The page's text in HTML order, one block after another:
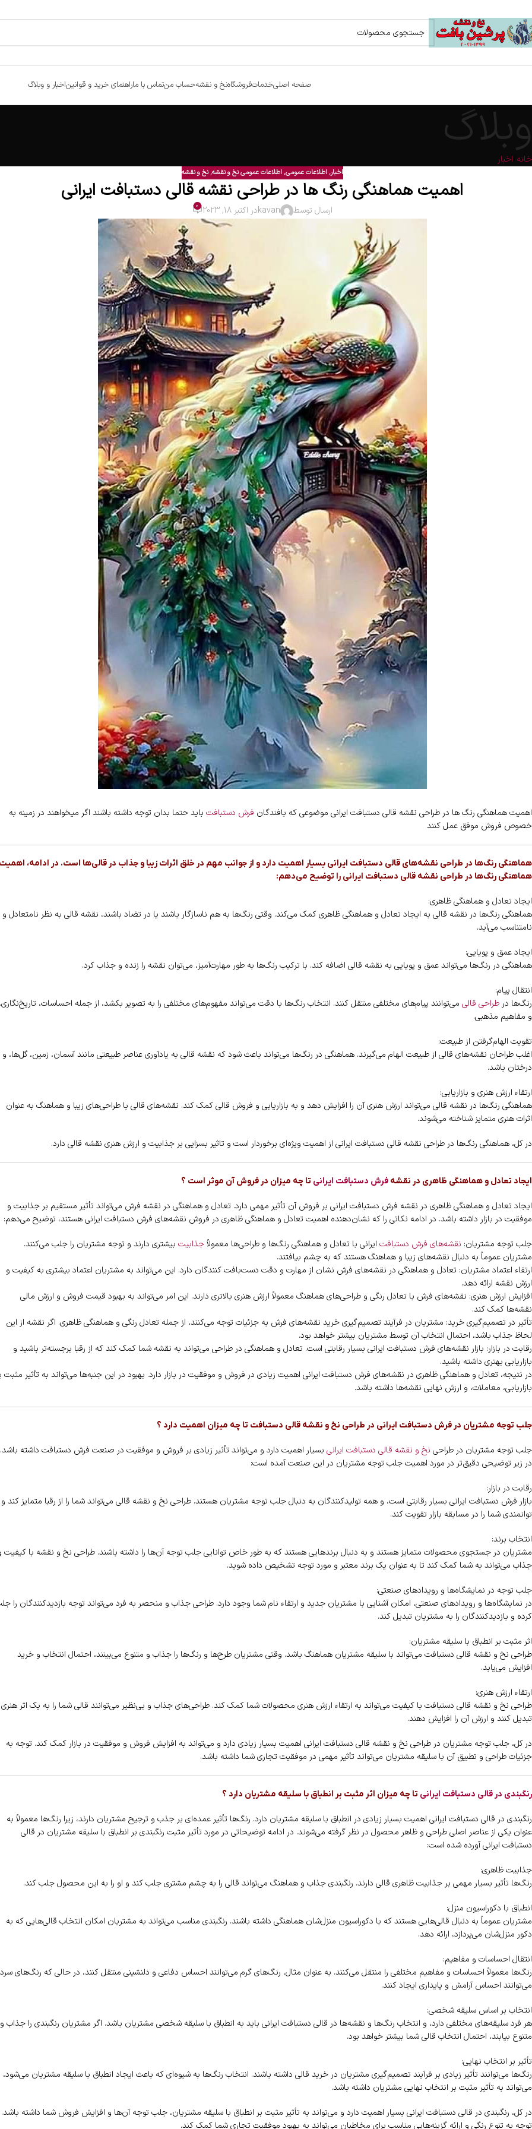
صفحه اصلیخدماتفروشگاهنخ و نقشهحساب منتماس با ماراهنمای خرید و قوانیناخبار و وبلاگ
وبلاگ
خانه اخبار
اخبار,اطلاعات عمومی,اطلاعات عمومی نخ و نقشه,نخ و نقشه
اهمیت هماهنگی رنگ ها در طراحی نقشه قالی دستبافت ایرانی
ارسال توسط kavanدر اکتبر 18, 2023 0
اهمیت هماهنگی رنگ ها در طراحی نقشه قالی دستبافت ایرانی موضوعی که بافندگان فرش دستبافت باید حتما بدان توجه داشته باشند اگر میخواهند در زمینه به
خصوص فروش موفق عمل کنند
هماهنگی رنگ‌ها در طراحی نقشه‌های قالی دستبافت ایرانی بسیار اهمیت دارد و از جوانب مهم در خلق اثرات زیبا و جذاب در قالی‌ها است. در ادامه،
هماهنگی رنگ‌ها در طراحی نقشه قالی دستبافت ایرانی را توضیح می‌دهم:
ایجاد تعادل و هماهنگی ظاهری:
هماهنگی رنگ‌ها در نقشه قالی به ایجاد تعادل و هماهنگی ظاهری کمک می‌کند. وقتی رنگ‌ها به هم ناسازگار باشند یا در تضاد باشند، نقشه قالی به نظر نامتعادل و
نامتناسب می‌آید.
ایجاد عمق و پویایی:
هماهنگی در رنگ‌ها می‌تواند عمق و پویایی به نقشه قالی اضافه کند. با ترکیب رنگ‌ها به طور مهارت‌آمیز، می‌توان نقشه را زنده و جذاب کرد.
انتقال پیام:
رنگ‌ها در طراحی قالی می‌توانند پیام‌های مختلفی منتقل کنند. انتخاب رنگ‌ها با دقت می‌تواند مفهوم‌های مختلفی را به تصویر بکشد، از جمله احساسات،
و مفاهیم مذهبی.
تقویت الهام‌گرفتن از طبیعت:
اغلب طراحان نقشه‌های قالی از طبیعت الهام می‌گیرند. هماهنگی در رنگ‌ها می‌تواند باعث شود که نقشه قالی به یادآوری عناصر طبیعتی مانند آسمان، زمین، گل‌ها، و
درختان باشد.
ارتقاء ارزش هنری و بازاریابی:
هماهنگی رنگ‌ها در نقشه قالی می‌تواند ارزش هنری آن را افزایش دهد و به بازاریابی و فروش قالی کمک کند. نقشه‌های قالی با طراحی‌های زیبا و هماهنگ به عنوان
اثرات هنری متمایز شناخته می‌شوند.
در کل، هماهنگی رنگ‌ها در طراحی نقشه قالی دستبافت ایرانی از اهمیت ویژه‌ای برخوردار است و تاثیر بسزایی بر جذابیت و ارزش هنری نقشه قالی دارد.
ایجاد تعادل و هماهنگی ظاهری در نقشه فرش دستبافت ایرانی تا چه میزان در فروش آن موثر است ؟
ایجاد تعادل و هماهنگی ظاهری در نقشه فرش دستبافت ایرانی بر فروش آن تأثیر مهمی دارد. تعادل و هماهنگی در نقشه فرش می‌تواند تأثیر مستقیم بر جذابیت و
موفقیت در بازار داشته باشد. در ادامه نکاتی را که نشان‌دهنده اهمیت تعادل و هماهنگی ظاهری در فروش نقشه‌های فرش دستبافت ایرانی هستند، توضیح می‌دهم:
جلب توجه مشتریان: نقشه‌های فرش دستبافت ایرانی با تعادل و هماهنگی رنگ‌ها و طراحی‌ها معمولاًجذابیت بیشتری دارند و توجه مشتریان را جلب می‌کنند.
مشتریان عموماً به دنبال نقشه‌های زیبا و هماهنگ هستند که به چشم بیافتند.
ارتقاء اعتماد مشتریان: تعادل و هماهنگی در نقشه‌های فرش نشان از مهارت و دقت دست‌بافت کنندگان دارد. این می‌تواند به مشتریان اعتماد بیشتری به کیفیت و
ارزش نقشه ارائه دهد.
افزایش ارزش هنری: نقشه‌های فرش با تعادل رنگی و طراحی‌های هماهنگ معمولاً ارزش هنری بالاتری دارند. این امر می‌تواند به بهبود قیمت فروش و ارزش مالی
نقشه‌ها کمک کند.
تأثیر در تصمیم‌گیری خرید: مشتریان در فرآیند تصمیم‌گیری خرید نقشه‌های فرش به جزئیات توجه می‌کنند، از جمله تعادل رنگی و هماهنگی ظاهری. اگر نقشه از این
لحاظ جذاب باشد، احتمال انتخاب آن توسط مشتریان بیشتر خواهد بود.
رقابت در بازار: بازار نقشه‌های فرش دستبافت ایرانی بسیار رقابتی است. تعادل و هماهنگی در طراحی می‌تواند به نقشه شما کمک کند که از رقبا برجسته‌تر باشید و
بازاریابی بهتری داشته باشید.
در نتیجه، تعادل و هماهنگی ظاهری در نقشه‌های فرش دستبافت ایرانی اهمیت زیادی در فروش و موفقیت در بازار دارد. بهبود در این جنبه‌ها می‌تواند به تأثیر مثبت
بازاریابی، معاملات، و ارزش نهایی نقشه‌ها داشته باشد.
جلب توجه مشتریان در فرش دستبافت ایرانی در طراحی نخ و نقشه قالی دستبافت تا چه میزان اهمیت دارد ؟
جلب توجه مشتریان در طراحی نخ و نقشه قالی دستبافت ایرانی بسیار اهمیت دارد و می‌تواند تأثیر زیادی بر فروش و موفقیت در صنعت فرش دستبافت داشته باشد.
در زیر توضیحی دقیق‌تر در مورد اهمیت جلب توجه مشتریان در این صنعت آمده است:
رقابت در بازار:
بازار فرش دستبافت ایرانی بسیار رقابتی است، و همه تولیدکنندگان به دنبال جلب توجه مشتریان هستند. طراحی نخ و نقشه قالی می‌تواند شما را از رقبا متمایز کند و
توانمندی شما را در مسابقه بازار تقویت کند.
انتخاب برند:
مشتریان در جستجوی محصولات متمایز هستند و به دنبال برندهایی هستند که به طور خاص توانایی جلب توجه آن‌ها را داشته باشند. طراحی نخ و نقشه با کیفیت
جذاب می‌تواند به شما کمک کند تا به عنوان یک برند معتبر و مورد توجه تشخیص داده شوید.
جلب توجه در نمایشگاه‌ها و رویدادهای صنعتی:
در نمایشگاه‌ها و رویدادهای صنعتی، امکان آشنایی با مشتریان جدید و ارتقاء نام شما وجود دارد. طراحی جذاب و منحصر به فرد می‌تواند توجه بازدیدکنندگان را
کرده و بازدیدکنندگان را به مشتریان تبدیل کند.
اثر مثبت بر انطباق با سلیقه مشتریان:
طراحی نخ و نقشه قالی دستبافت می‌تواند با سلیقه مشتریان هماهنگ باشد. وقتی مشتریان طرح‌ها و رنگ‌ها را جذاب و متنوع می‌بینند، احتمال انتخاب و خرید
افزایش می‌یابد.
ارتقاء ارزش هنری:
طراحی نخ و نقشه قالی دستبافت با کیفیت می‌تواند به ارتقاء ارزش هنری محصولات شما کمک کند. طراحی‌های جذاب و بی‌نظیر می‌توانند قالی شما را به یک اثر هنری
تبدیل کنند و ارزش آن را افزایش دهند.
در کل، جلب توجه مشتریان در طراحی نخ و نقشه قالی دستبافت ایرانی اهمیت بسیار زیادی دارد و می‌تواند به افزایش فروش و موفقیت در بازار کمک کند. توجه به
جزئیات طراحی و تطبیق آن با سلیقه مشتریان می‌تواند تأثیر مهمی در موفقیت تجاری شما داشته باشد.
رنگبندی در قالی دستبافت ایرانی تا چه میزان اثر مثبت بر انطباق با سلیقه مشتریان دارد ؟
رنگبندی در قالی دستبافت ایرانی اهمیت بسیار زیادی در انطباق با سلیقه مشتریان دارد. رنگ‌ها تأثیر عمده‌ای بر جذب و ترجیح مشتریان دارند، زیرا رنگ‌ها معمولاً به
عنوان یکی از عناصر اصلی طراحی و ظاهر محصول در نظر گرفته می‌شوند. در ادامه توضیحاتی در مورد تأثیر مثبت رنگبندی بر انطباق با سلیقه مشتریان در قالی
دستبافت ایرانی آورده شده است:
جذابیت ظاهری:
رنگ‌ها تأثیر بسیار مهمی بر جذابیت ظاهری قالی دارند. رنگبندی جذاب و هماهنگ می‌تواند قالی را به چشم مشتری جلب کند و او را به این محصول جلب کند.
انطباق با دکوراسیون منزل:
مشتریان عموماً به دنبال قالی‌هایی هستند که با دکوراسیون منزل‌شان هماهنگی داشته باشند. رنگبندی مناسب می‌تواند به مشتریان امکان انتخاب قالی‌هایی که به
دکور منزل‌شان می‌پردازد، ارائه دهد.
انتقال احساسات و مفاهیم:
رنگ‌ها معمولاً احساسات و مفاهیم مختلفی را منتقل می‌کنند. به عنوان مثال، رنگ‌های گرم می‌توانند احساس دفاعی و دلنشینی منتقل کنند، در حالی که رنگ‌های سرد
می‌توانند احساس آرامش و پایداری ایجاد کنند.
انتخاب بر اساس سلیقه شخصی:
هر فرد سلیقه‌های مختلفی دارد، و انتخاب رنگ‌ها و نقشه‌ها در قالی دستبافت ایرانی باید به انطباق با سلیقه شخصی مشتریان باشد. اگر مشتریان رنگبندی را جذاب و
متنوع بیابند، احتمال انتخاب قالی شما بیشتر خواهد بود.
تأثیر بر انتخاب نهایی:
رنگ‌ها می‌توانند تأثیر زیادی بر فرآیند تصمیم‌گیری مشتریان در خرید قالی داشته باشند. انتخاب رنگ‌ها به شیوه‌ای که باعث ایجاد انطباق با سلیقه مشتریان می‌شود،
می‌تواند به تأثیر مثبت بر انتخاب نهایی مشتریان داشته باشد.
در کل، رنگبندی در قالی دستبافت ایرانی بسیار اهمیت دارد و می‌تواند به تأثیر مثبت بر انطباق با سلیقه مشتریان، جلب توجه آن‌ها و افزایش فروش شما داشته باشد.
توجه به تنوع رنگی و ارائه گزینه‌هایی مناسب برای مخاطبان می‌تواند به بهبود موفقیت تجاری شما کمک کند.